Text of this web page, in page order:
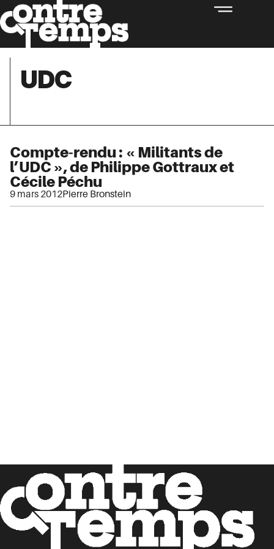
UDC
Compte-rendu : « Militants de
l’UDC », de Philippe Gottraux et
Cécile Péchu
9 mars 2012Pierre Bronstein